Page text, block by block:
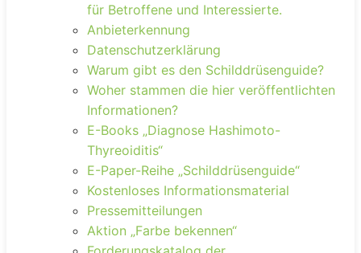
für Betroffene und Interessierte.
Anbieterkennung
Datenschutzerklärung
Warum gibt es den Schilddrüsenguide?
Woher stammen die hier veröffentlichten
Informationen?
E-Books „Diagnose Hashimoto-
Thyreoiditis“
E-Paper-Reihe „Schilddrüsenguide“
Kostenloses Informationsmaterial
Pressemitteilungen
Aktion „Farbe bekennen“